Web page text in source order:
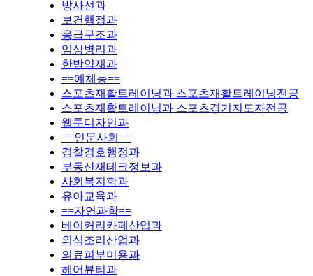
방사선과
보건행정과
응급구조과
임상병리과
한방약재과
==예체능==
스포츠재활트레이닝과 스포츠재활트레이닝전공
스포츠재활트레이닝과 스포츠경기지도자전공
웹툰디자인과
==인문사회==
경찰경호행정과
부동산재테크정보과
사회복지학과
유아교육과
==자연과학==
베이커리카페산업과
외식조리산업과
의료피부미용과
헤어뷰티과